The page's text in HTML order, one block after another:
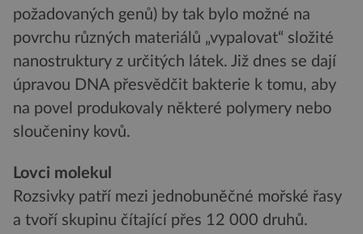
požadovaných genů) by tak bylo možné na
povrchu různých materiálů „vypalovat“ složité
nanostruktury z určitých látek. Již dnes se dají
úpravou DNA přesvědčit bakterie k tomu, aby
na povel produkovaly některé polymery nebo
sloučeniny kovů.
Lovci molekul
Rozsivky patří mezi jednobuněčné mořské řasy
a tvoří skupinu čítající přes 12 000 druhů.